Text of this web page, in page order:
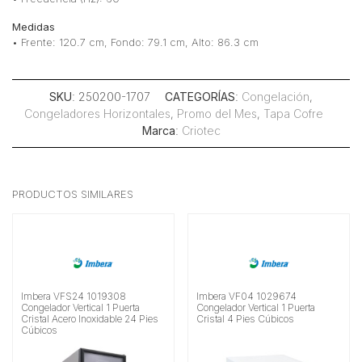
Medidas
• Frente: 120.7 cm, Fondo: 79.1 cm, Alto: 86.3 cm
SKU: 250200-1707 CATEGORÍAS: Congelación,
Congeladores Horizontales, Promo del Mes, Tapa Cofre
Marca: Criotec
PRODUCTOS SIMILARES
Imbera VFS24 1019308
Congelador Vertical 1 Puerta
Cristal Acero Inoxidable 24 Pies
Cúbicos
Imbera VF04 1029674
Congelador Vertical 1 Puerta
Cristal 4 Pies Cúbicos